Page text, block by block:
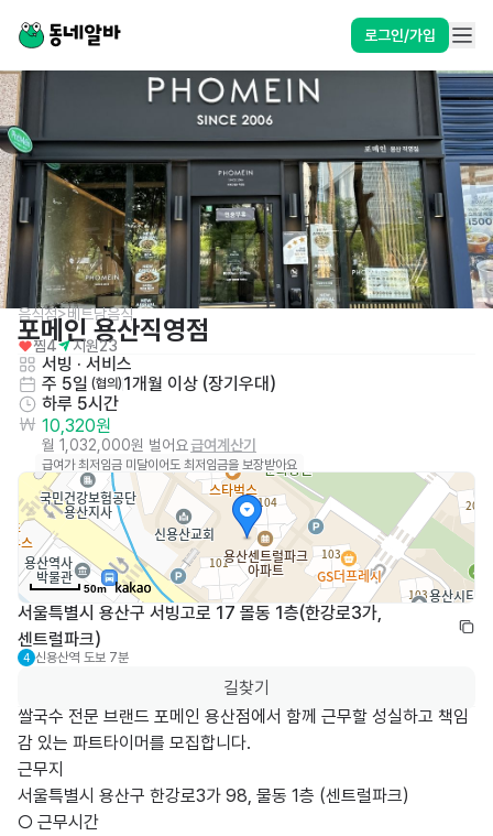
로그인/가입
음식점>베트남음식
포메인 용산직영점
찜4 지원23
서빙 · 서비스
주 5일 (협의) 1개월 이상 (장기우대)
하루 5시간
10,320원
월 1,032,000원 벌어요급여계산기
급여가 최저임금 미달이어도 최저임금을 보장받아요
50m
서울특별시 용산구 서빙고로 17 몰동 1층(한강로3가,
센트럴파크)
4 신용산역 도보 7분
길찾기
쌀국수 전문 브랜드 포메인 용산점에서 함께 근무할 성실하고 책임
감 있는 파트타이머를 모집합니다.
근무지
서울특별시 용산구 한강로3가 98, 물동 1층 (센트럴파크)
○ 근무시간